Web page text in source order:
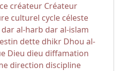
créateur Créateur
culturel cycle céleste
dar al-harb dar al-islam
dette dhikr Dhou al-
Dieu dieu diffamation
direction discipline